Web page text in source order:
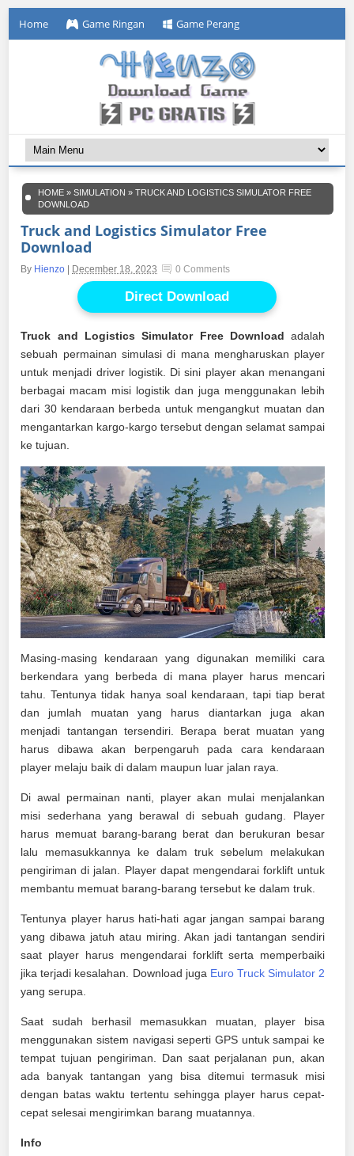
Home Game Ringan Game Perang
HOME »SIMULATION »TRUCK AND LOGISTICS SIMULATOR FREE
DOWNLOAD
Truck and Logistics Simulator Free
Download
By Hienzo December 18, 2023 0 Comments
Direct Download
Truck and Logistics Simulator Free Download adalah
sebuah permainan simulasi di mana mengharuskan player
untuk menjadi driver logistik. Di sini player akan menangani
berbagai macam misi logistik dan juga menggunakan lebih
dari 30 kendaraan berbeda untuk mengangkut muatan dan
mengantarkan kargo-kargo tersebut dengan selamat sampai
ke tujuan.
Masing-masing kendaraan yang digunakan memiliki cara
berkendara yang berbeda di mana player harus mencari
tahu. Tentunya tidak hanya soal kendaraan, tapi tiap berat
dan jumlah muatan yang harus diantarkan juga akan
menjadi tantangan tersendiri. Berapa berat muatan yang
harus dibawa akan berpengaruh pada cara kendaraan
player melaju baik di dalam maupun luar jalan raya.
Di awal permainan nanti, player akan mulai menjalankan
misi sederhana yang berawal di sebuah gudang. Player
harus memuat barang-barang berat dan berukuran besar
lalu memasukkannya ke dalam truk sebelum melakukan
pengiriman di jalan. Player dapat mengendarai forklift untuk
membantu memuat barang-barang tersebut ke dalam truk.
Tentunya player harus hati-hati agar jangan sampai barang
yang dibawa jatuh atau miring. Akan jadi tantangan sendiri
saat player harus mengendarai forklift serta memperbaiki
jika terjadi kesalahan. Download juga Euro Truck Simulator 2
yang serupa.
Saat sudah berhasil memasukkan muatan, player bisa
menggunakan sistem navigasi seperti GPS untuk sampai ke
tempat tujuan pengiriman. Dan saat perjalanan pun, akan
ada banyak tantangan yang bisa ditemui termasuk misi
dengan batas waktu tertentu sehingga player harus cepat-
cepat selesai mengirimkan barang muatannya.
Info